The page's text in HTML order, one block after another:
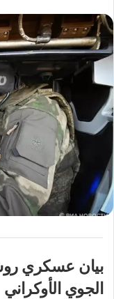
س
ل
ب
ي
د
ل
ك
ت
ر
ا
بيان عسكري
الجوي الأوكراني